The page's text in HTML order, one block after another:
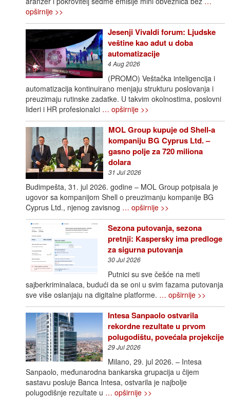
opširnije >>
Jesenji Vivaldi forum: Ljudske
veštine kao adut u doba
automatizacije
4 Aug 2026
(PROMO) Veštačka inteligencija i
automatizacija kontinuirano menjaju strukturu poslovanja i
preuzimaju rutinske zadatke. U takvim okolnostima, poslovni
lideri i HR profesionalci … opširnije >>
MOL Group kupuje od Shell-a
kompaniju BG Cyprus Ltd. –
gasno polje za 720 miliona
dolara
31 Jul 2026
Budimpešta, 31. jul 2026. godine – MOL Group potpisala je
ugovor sa kompanijom Shell o preuzimanju kompanije BG
Cyprus Ltd., njenog zavisnog … opširnije >>
Sezona putovanja, sezona
pretnji: Kaspersky ima predloge
za sigurna putovanja
30 Jul 2026
Putnici su sve češće na meti
sajberkriminalaca, budući da se oni u svim fazama putovanja
sve više oslanjaju na digitalne platforme. … opširnije >>
Intesa Sanpaolo ostvarila
rekordne rezultate u prvom
polugodištu, povećala projekcije
29 Jul 2026
Milano, 29. jul 2026. – Intesa
Sanpaolo, međunarodna bankarska grupacija u čijem
sastavu posluje Banca Intesa, ostvarila je najbolje
polugodišnje rezultate u … opširnije >>